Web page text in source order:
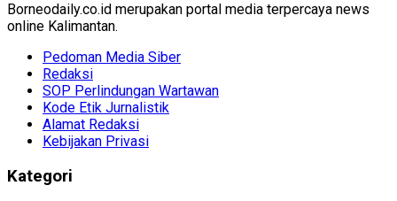
Borneodaily.co.id merupakan portal media terpercaya news
online Kalimantan.
Pedoman Media Siber
Redaksi
SOP Perlindungan Wartawan
Kode Etik Jurnalistik
Alamat Redaksi
Kebijakan Privasi
Kategori